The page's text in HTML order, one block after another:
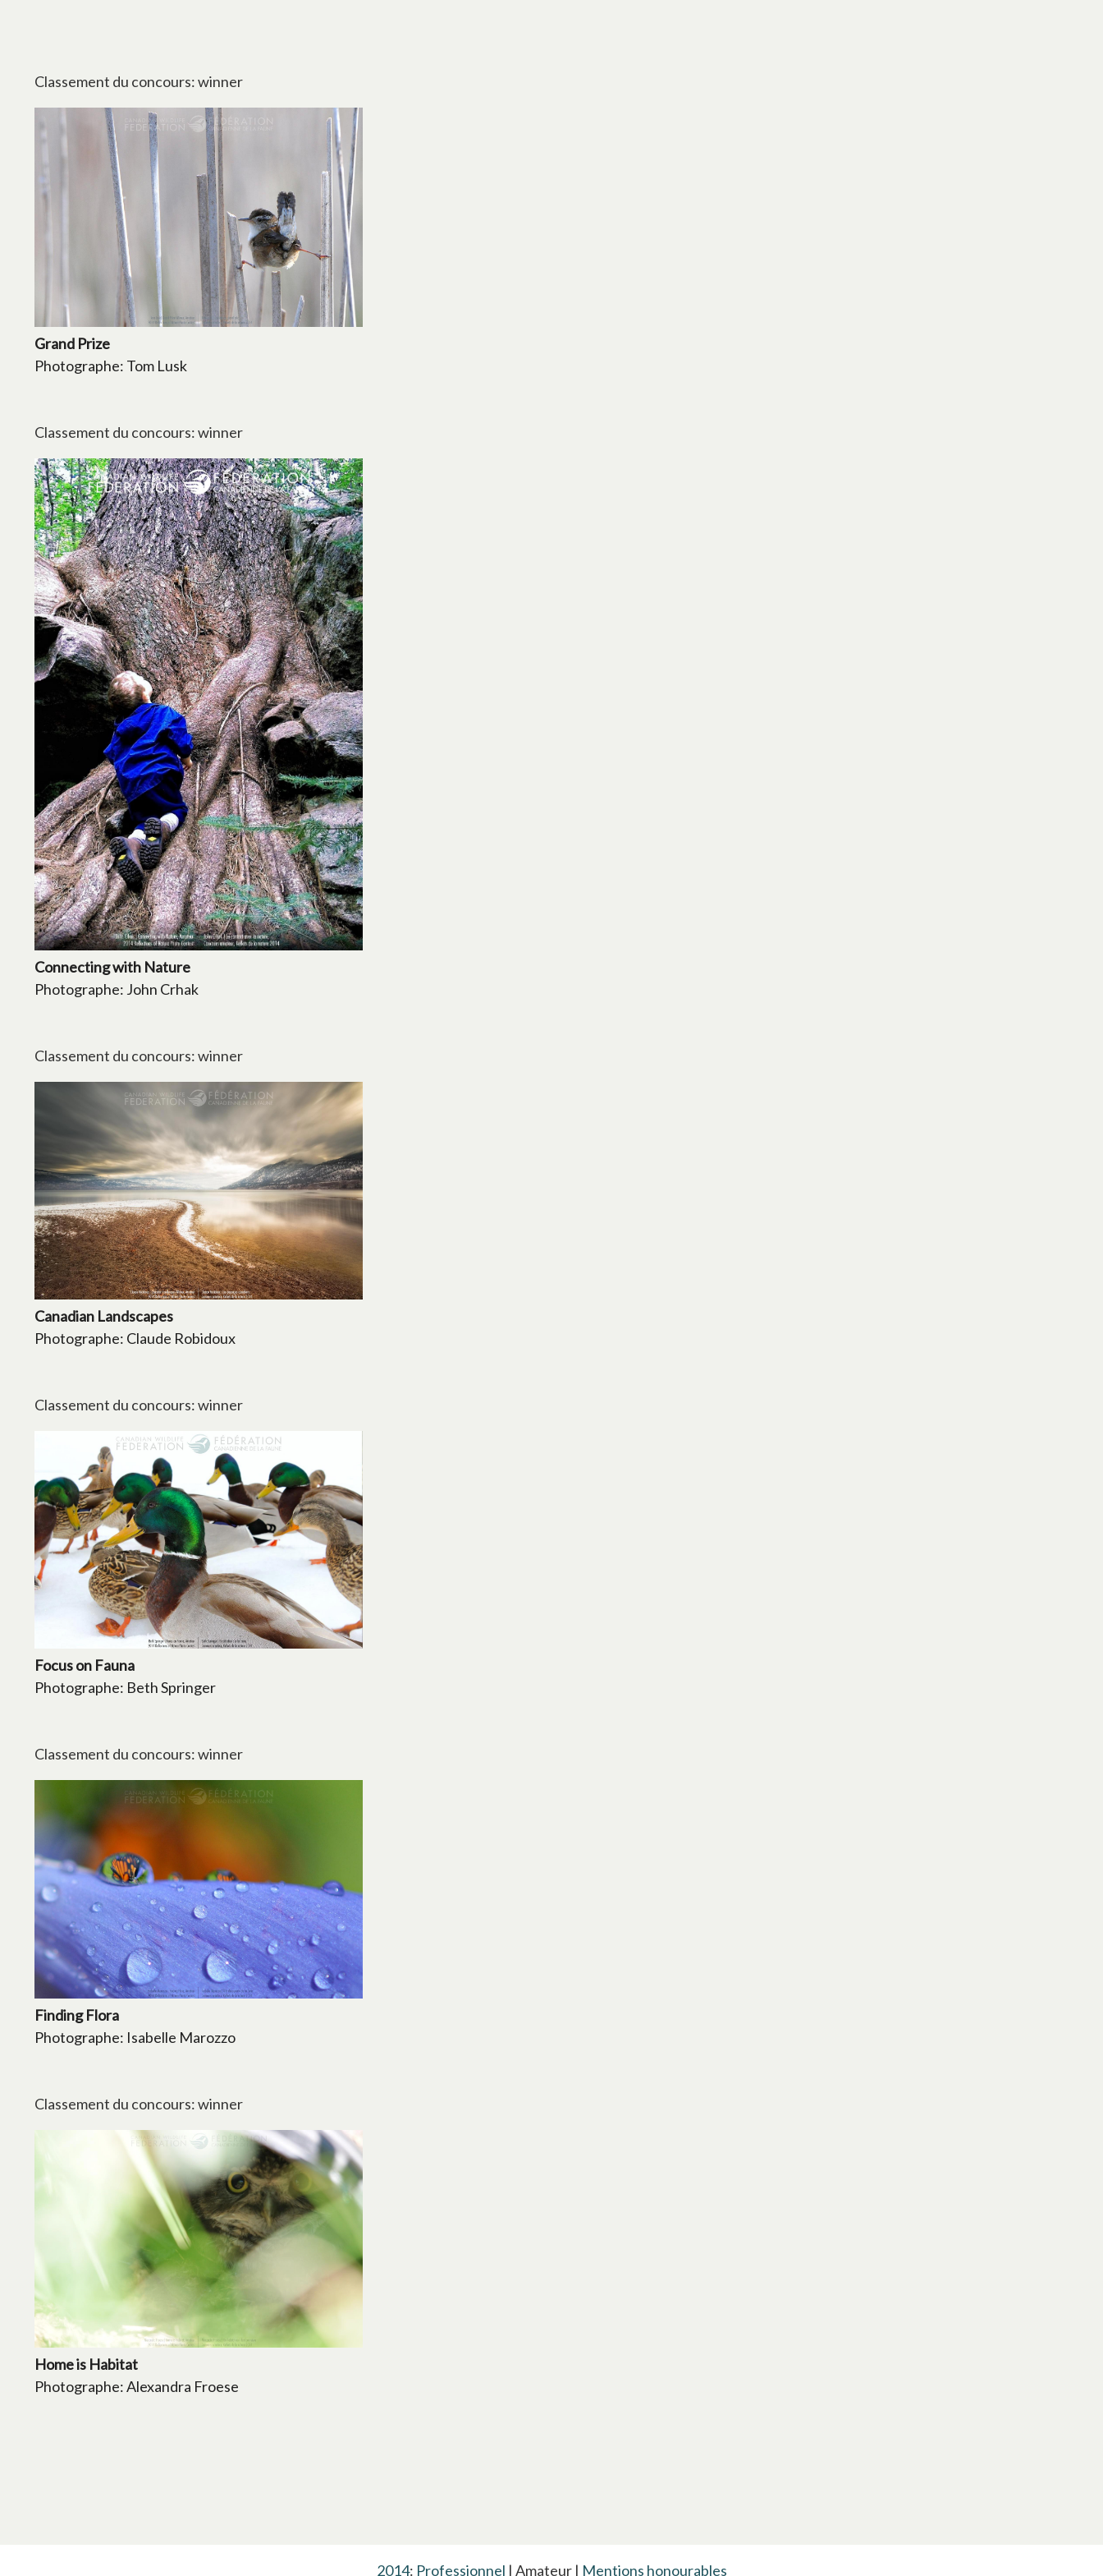
Classement du concours: winner
Grand Prize
Photographe: Tom Lusk
Classement du concours: winner
Connecting with Nature
Photographe: John Crhak
Classement du concours: winner
Canadian Landscapes
Photographe: Claude Robidoux
Classement du concours: winner
Focus on Fauna
Photographe: Beth Springer
Classement du concours: winner
Finding Flora
Photographe: Isabelle Marozzo
Classement du concours: winner
Home is Habitat
Photographe: Alexandra Froese
2014: Professionnel | Amateur | Mentions honourables